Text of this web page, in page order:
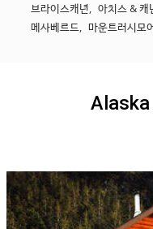
브라이스캐년, 아치스 & 캐
메사베르드, 마운트러시모
Alaska